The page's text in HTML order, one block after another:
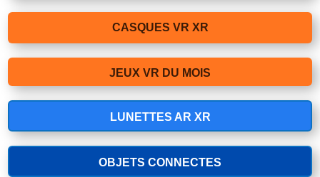
CASQUES VR XR
JEUX VR DU MOIS
LUNETTES AR XR
OBJETS CONNECTES